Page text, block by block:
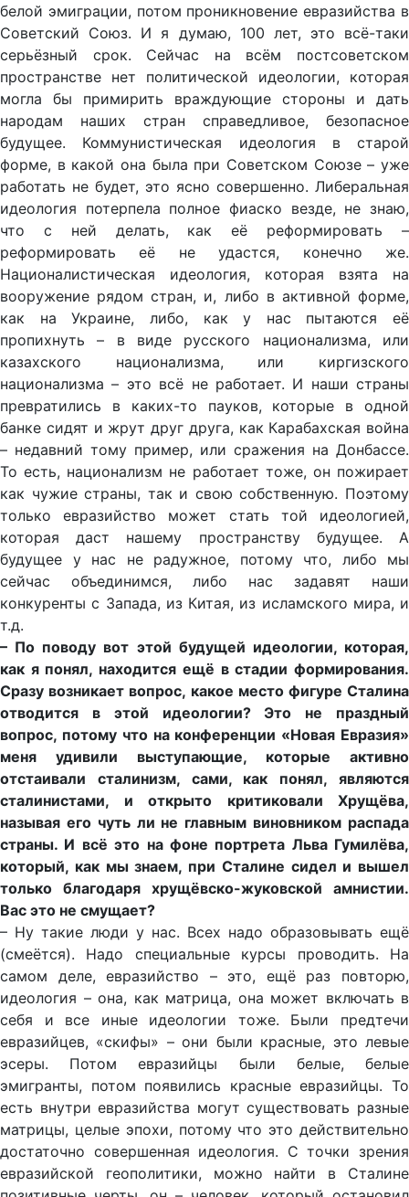
белой эмиграции, потом проникновение евразийства в
Советский Союз. И я думаю, 100 лет, это всё-таки
серьёзный срок. Сейчас на всём постсоветском
пространстве нет политической идеологии, которая
могла бы примирить враждующие стороны и дать
народам наших стран справедливое, безопасное
будущее. Коммунистическая идеология в старой
форме, в какой она была при Советском Союзе – уже
работать не будет, это ясно совершенно. Либеральная
идеология потерпела полное фиаско везде, не знаю,
что с ней делать, как её реформировать –
реформировать её не удастся, конечно же.
Националистическая идеология, которая взята на
вооружение рядом стран, и, либо в активной форме,
как на Украине, либо, как у нас пытаются её
пропихнуть – в виде русского национализма, или
казахского национализма, или киргизского
национализма – это всё не работает. И наши страны
превратились в каких-то пауков, которые в одной
банке сидят и жрут друг друга, как Карабахская война
– недавний тому пример, или сражения на Донбассе.
То есть, национализм не работает тоже, он пожирает
как чужие страны, так и свою собственную. Поэтому
только евразийство может стать той идеологией,
которая даст нашему пространству будущее. А
будущее у нас не радужное, потому что, либо мы
сейчас объединимся, либо нас задавят наши
конкуренты с Запада, из Китая, из исламского мира, и
т.д.
– По поводу вот этой будущей идеологии, которая,
как я понял, находится ещё в стадии формирования.
Сразу возникает вопрос, какое место фигуре Сталина
отводится в этой идеологии? Это не праздный
вопрос, потому что на конференции «Новая Евразия»
меня удивили выступающие, которые активно
отстаивали сталинизм, сами, как понял, являются
сталинистами, и открыто критиковали Хрущёва,
называя его чуть ли не главным виновником распада
страны. И всё это на фоне портрета Льва Гумилёва,
который, как мы знаем, при Сталине сидел и вышел
только благодаря хрущёвско-жуковской амнистии.
Вас это не смущает?
– Ну такие люди у нас. Всех надо образовывать ещё
(смеётся). Надо специальные курсы проводить. На
самом деле, евразийство – это, ещё раз повторю,
идеология – она, как матрица, она может включать в
себя и все иные идеологии тоже. Были предтечи
евразийцев, «скифы» – они были красные, это левые
эсеры. Потом евразийцы были белые, белые
эмигранты, потом появились красные евразийцы. То
есть внутри евразийства могут существовать разные
матрицы, целые эпохи, потому что это действительно
достаточно совершенная идеология. С точки зрения
евразийской геополитики, можно найти в Сталине